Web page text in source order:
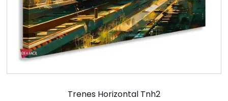
Trenes Horizontal Tnh2